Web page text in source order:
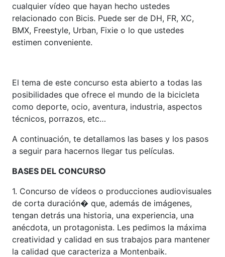
cualquier vídeo que hayan hecho ustedes
relacionado con Bicis. Puede ser de DH, FR, XC,
BMX, Freestyle, Urban, Fixie o lo que ustedes
estimen conveniente.
El tema de este concurso esta abierto a todas las
posibilidades que ofrece el mundo de la bicicleta
como deporte, ocio, aventura, industria, aspectos
técnicos, porrazos, etc…
A continuación, te detallamos las bases y los pasos
a seguir para hacernos llegar tus películas.
BASES DEL CONCURSO
1. Concurso de vídeos o producciones audiovisuales
de corta duración� que, además de imágenes,
tengan detrás una historia, una experiencia, una
anécdota, un protagonista. Les pedimos la máxima
creatividad y calidad en sus trabajos para mantener
la calidad que caracteriza a Montenbaik.